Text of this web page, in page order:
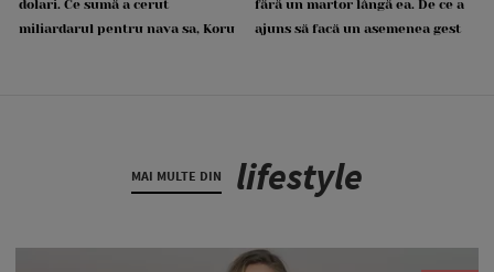
dolari. Ce sumă a cerut
miliardarul pentru nava sa, Koru
fără un martor lângă ea. De ce a
ajuns să facă un asemenea gest
MAI MULTE DIN lifestyle